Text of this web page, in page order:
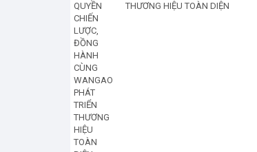
THƯƠNG HIỆU TOÀN DIỆN